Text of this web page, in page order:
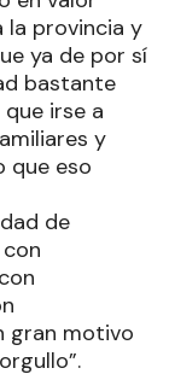
la provincia y
ya de por sí
bastante
irse a
y
que eso
de
gran motivo